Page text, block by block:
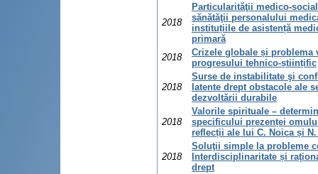
2018
Particularităţii medico-
sănătăţii personalului
instituțiile de asistență
primară
2018
Crizele globale și problema
progresului tehnico-științific
2018
Surse de instabilitate şi
latente drept obstacole ale
dezvoltării durabile
2018
Valorile spirituale –
specificului prezenței
reflecții ale lui C. Noica și
2018
Soluţii simple la probleme
Interdisciplinaritate și
drept